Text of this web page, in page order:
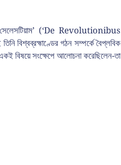
সেলেসটিয়াম’ (‘De Revolutionibus
গঠন সম্পর্কে বৈপ্লবিক
একই বিষয়ে সংক্ষেপে আলোচনা করেছিলেন-তা